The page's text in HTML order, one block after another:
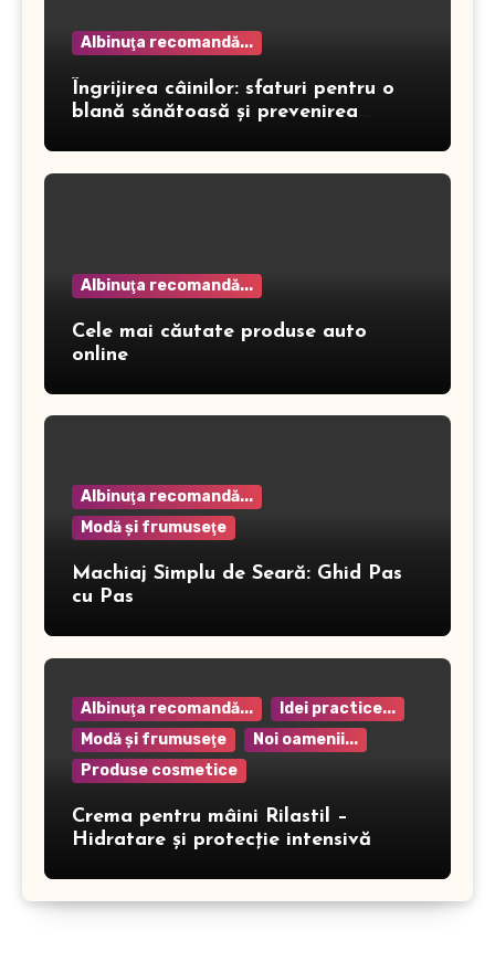
Albinuţa recomandă...
Îngrijirea câinilor: sfaturi pentru o
blană sănătoasă și prevenirea
Albinuţa recomandă...
Cele mai căutate produse auto
online
Albinuţa recomandă...
Modă şi frumuseţe
Machiaj Simplu de Seară: Ghid Pas
cu Pas
Albinuţa recomandă...
Idei practice...
Modă şi frumuseţe
Noi oamenii...
Produse cosmetice
Crema pentru mâini Rilastil –
Hidratare și protecție intensivă